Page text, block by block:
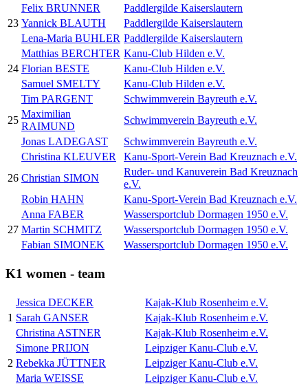
23
Felix BRUNNER
Paddlergilde Kaiserslautern
Yannick BLAUTH
Paddlergilde Kaiserslautern
Lena-Maria BUHLER Paddlergilde Kaiserslautern
24
Matthias BERCHTER Kanu-Club Hilden e.V.
Florian BESTE
Kanu-Club Hilden e.V.
Samuel SMELTY
Kanu-Club Hilden e.V.
25
Tim PARGENT
Schwimmverein Bayreuth e.V.
Maximilian
RAIMUND
Schwimmverein Bayreuth e.V.
Jonas LADEGAST
Schwimmverein Bayreuth e.V.
26
Christina KLEUVER
Kanu-Sport-Verein Bad Kreuznach e.V.
Christian SIMON
Ruder- und Kanuverein Bad Kreuznach
e.V.
Robin HAHN
Kanu-Sport-Verein Bad Kreuznach e.V.
27
Anna FABER
Wassersportclub Dormagen 1950 e.V.
Martin SCHMITZ
Wassersportclub Dormagen 1950 e.V.
Fabian SIMONEK
Wassersportclub Dormagen 1950 e.V.
K1 women - team
1
Jessica DECKER
Kajak-Klub Rosenheim e.V.
Sarah GANSER
Kajak-Klub Rosenheim e.V.
Christina ASTNER
Kajak-Klub Rosenheim e.V.
2
Simone PRIJON
Leipziger Kanu-Club e.V.
Rebekka JÜTTNER
Leipziger Kanu-Club e.V.
Maria WEISSE
Leipziger Kanu-Club e.V.